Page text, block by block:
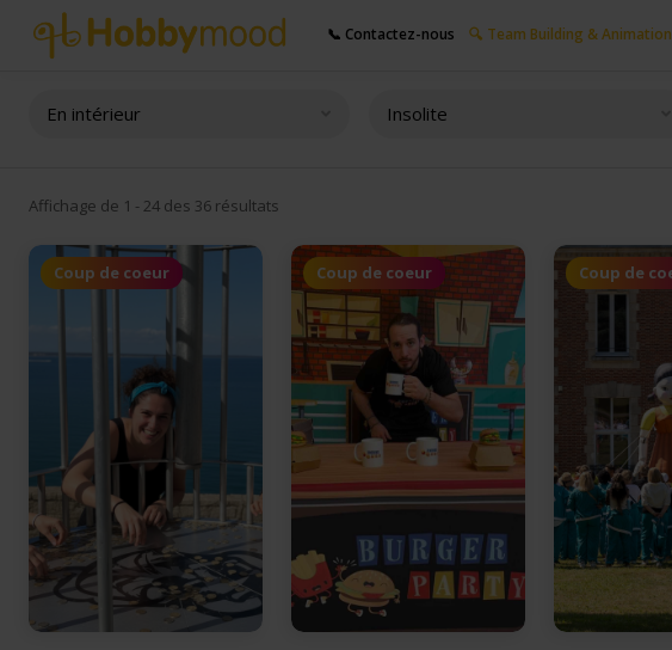
📞 Contactez-nous 🔍 Team Building &
En intérieur Insolite
Affichage de 1 - 24 des 36 résultats
Coup de coeur Coup de coeur Coup de